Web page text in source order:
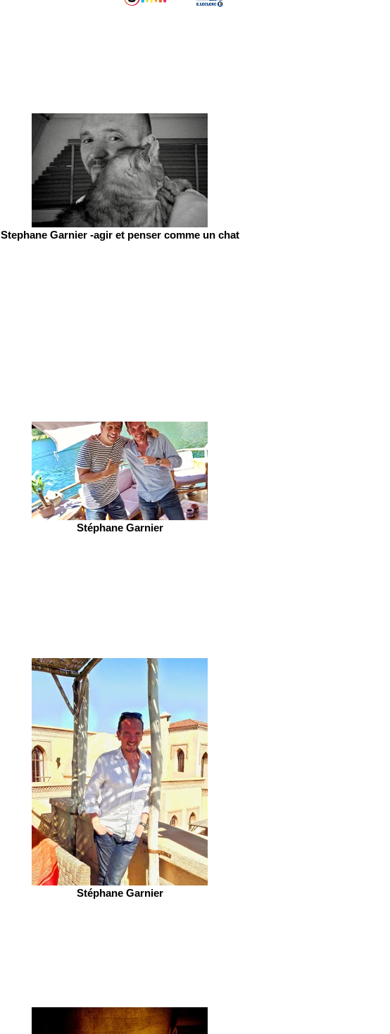
Stephane Garnier -agir et penser comme un chat
Stéphane Garnier
Stéphane Garnier